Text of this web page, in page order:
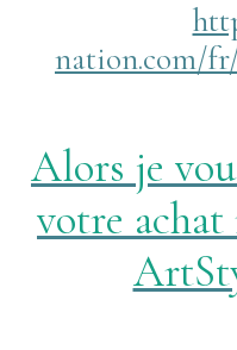
nation.com/
Alors je
votre achat